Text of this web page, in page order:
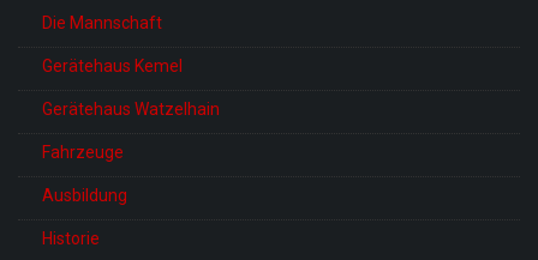
Die Mannschaft
Gerätehaus Kemel
Gerätehaus Watzelhain
Fahrzeuge
Ausbildung
Historie